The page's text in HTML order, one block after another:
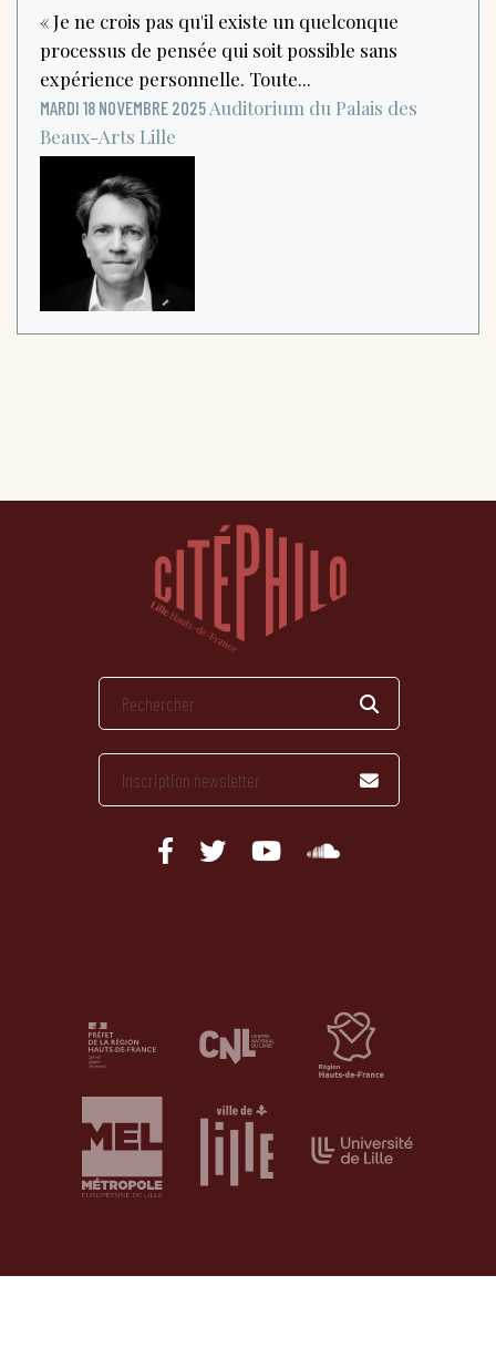
« Je ne crois pas qu'il existe un quelconque
processus de pensée qui soit possible sans
expérience personnelle. Toute...
MARDI 18 NOVEMBRE 2025 Auditorium du Palais des
Beaux-Arts Lille